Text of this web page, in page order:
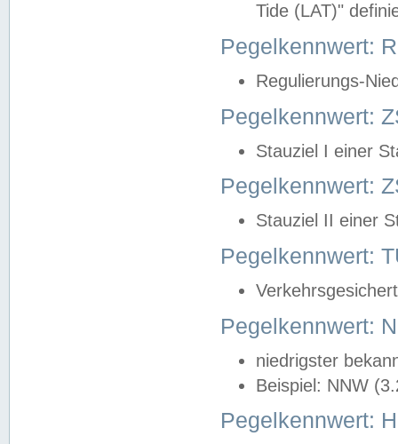
Tide (LAT)"
Pegelkennwert:
Regulierungs-
Pegelkennwert:
Stauziel I einer
Pegelkennwert:
Stauziel II einer
Pegelkennwert:
Pegelkennwert:
niedrigster
Beispiel: NNW
Pegelkennwert: